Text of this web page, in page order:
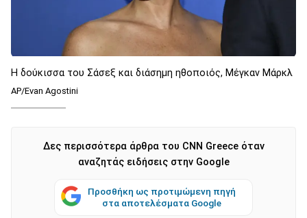
Η δούκισσα του Σάσεξ και διάσημη ηθοποιός, Μέγκαν Μάρκλ
AP/Evan Agostini
Δες περισσότερα άρθρα του CNN Greece όταν
αναζητάς ειδήσεις στην Google
Προσθήκη ως προτιμώμενη πηγή
στα αποτελέσματα Google